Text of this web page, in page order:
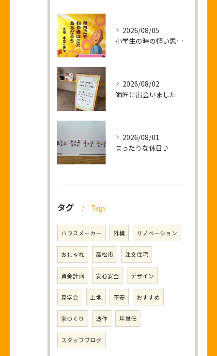
2026/08/05
小学生の時の軽い思い出話し
2026/08/02
師匠に出会いました
2026/08/01
まったりな休日♪
タグ Tags
ハウスメーカー 外構 リノベーション
おしゃれ 高松市 注文住宅
資金計画 安心安全 デザイン
見学会 土地 不安 おすすめ
家づくり 造作 坪単価
スタッフブログ